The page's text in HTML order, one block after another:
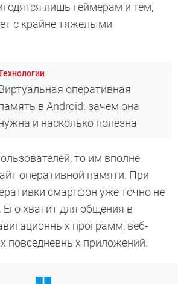
лишь геймерам и тем,
с крайне тяжелыми
оперативная
в Android: зачем она
и насколько полезна
то им вполне
оперативной памяти. При
смартфон уже точно не
хватит для общения в
программ, веб-
повседневных приложений.